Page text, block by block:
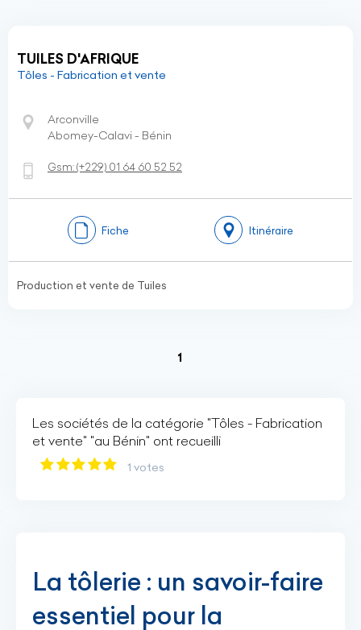
TUILES D'AFRIQUE
Tôles - Fabrication et vente
Arconville
Abomey-Calavi - Bénin
Gsm:(+229) 01 64 60 52 52
Fiche Itinéraire
Production et vente de Tuiles
1
Les sociétés de la catégorie "Tôles - Fabrication
et vente" "au Bénin" ont recueilli
1 votes
La tôlerie : un savoir-faire
essentiel pour la